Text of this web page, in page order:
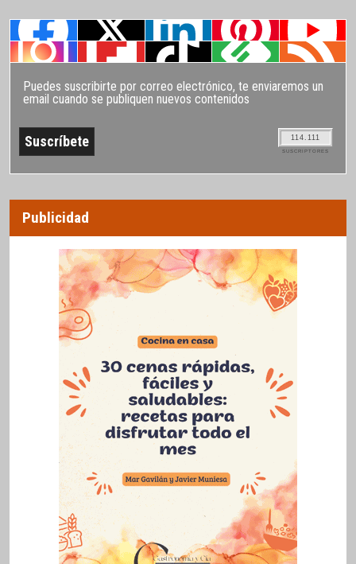
Puedes suscribirte por correo electrónico, te enviaremos un
email cuando se publiquen nuevos contenidos
114.111
SUSCRIPTORES
Publicidad